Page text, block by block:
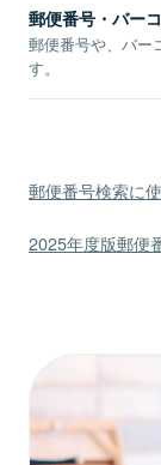
郵便番号・バー
郵便番号や、バー
す。
郵便番号検索に
2025年度版郵便